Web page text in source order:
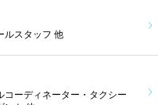
ルスタッフ 他
ーディネーター・タクシー